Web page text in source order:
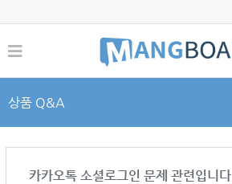
상품 Q&A
카카오톡 소셜로그인 문제 관련입니다.